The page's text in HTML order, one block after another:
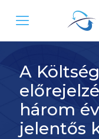
A
három
jelentős